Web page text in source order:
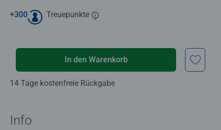
+300 Treuepunkte
In den Warenkorb
14 Tage kostenfreie Rückgabe
Info